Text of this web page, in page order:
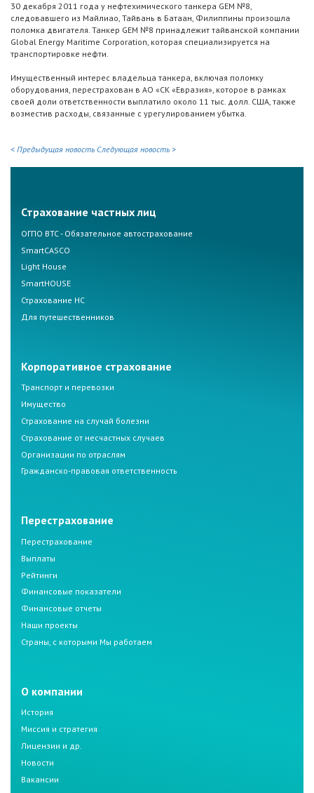
30 декабря 2011 года у нефтехимического танкера GEM №8,
следовавшего из Майлиао, Тайвань в Батаан, Филиппины произошла
поломка двигателя. Танкер GEM №8 принадлежит тайванской компании
Global Energy Maritime Corporation, которая специализируется на
транспортировке нефти.
Имущественный интерес владельца танкера, включая поломку
оборудования, перестрахован в АО «СК «Евразия», которое в рамках
своей доли ответственности выплатило около 11 тыс. долл. США, также
возместив расходы, связанные с урегулированием убытка.
< Предыдущая новость Следующая новость >
Страхование частных лиц
ОГПО ВТС - Обязательное автострахование
SmartCASCO
Light House
SmartHOUSE
Страхование НС
Для путешественников
Корпоративное страхование
Транспорт и перевозки
Имущество
Страхование на случай болезни
Страхование от несчастных случаев
Организации по отраслям
Гражданско-правовая ответственность
Перестрахование
Перестрахование
Выплаты
Рейтинги
Финансовые показатели
Финансовые отчеты
Наши проекты
Страны, с которыми Мы работаем
О компании
История
Миссия и стратегия
Лицензии и др.
Новости
Вакансии